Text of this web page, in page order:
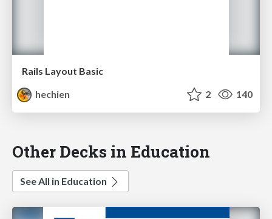
Rails Layout Basic
hechien
2 140
Other Decks in Education
See All in Education